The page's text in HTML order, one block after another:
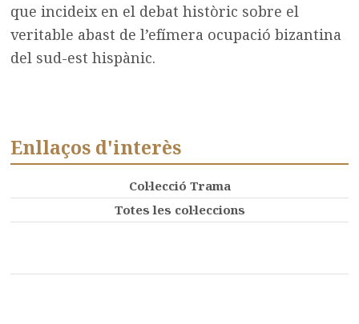
que incideix en el debat històric sobre el
veritable abast de l’efímera ocupació bizantina
del sud-est hispànic.
Enllaços d'interès
Col·lecció Trama
Totes les col·leccions